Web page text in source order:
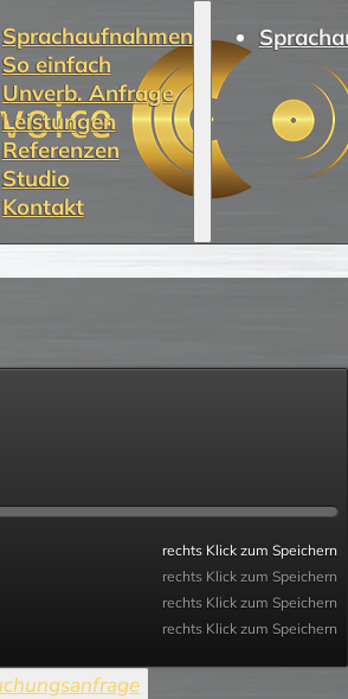
Sprachaufnahmen
So einfach
Unverb. Anfrage
Leistungen
Referenzen
Studio
Kontakt
rechts Klick zum Speichern
rechts Klick zum Speichern
rechts Klick zum Speichern
rechts Klick zum Speichern